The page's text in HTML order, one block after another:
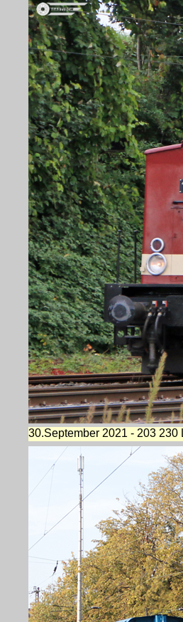
30.September 2021 - 203 230